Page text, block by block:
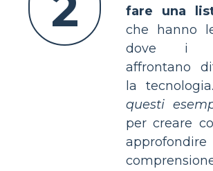
fare una
che hanno
dove i
affrontano
la
questi
per creare